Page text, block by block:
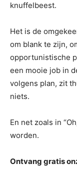
knuffelbeest.
Het is de
om blank te zijn,
opportunistische
een mooie job in
volgens plan, zit
niets.
En net zoals in
worden.
Ontvang gratis